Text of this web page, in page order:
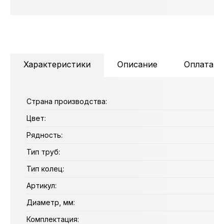
Характеристики Описание
Страна производства:
Цвет:
Рядность:
Тип труб:
Тип колец:
Артикул:
Диаметр, мм:
Комплектация: